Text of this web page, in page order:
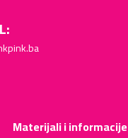
Materijali i informacije